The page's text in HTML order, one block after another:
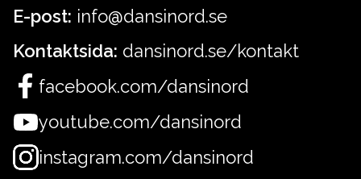
E-post: info@dansinord.se
Kontaktsida: dansinord.se/kontakt
facebook.com/dansinord
youtube.com/dansinord
instagram.com/dansinord